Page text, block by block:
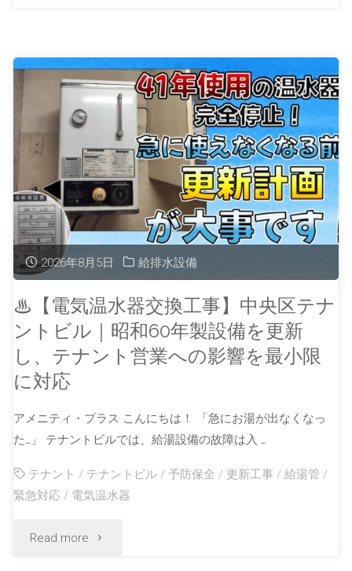
2026年8月5日 給排水設備
♨【電気温水器交換工事】中央区テナ
ントビル｜昭和60年製設備を更新
し、テナント営業への影響を最小限
に対応
アメニティ・プラス こんにちは！ 「急にお湯が出なくなっ
た…」 テナントビルでは、給湯設備の故障は入 …
テナント / テナントビル /予防保全 / 更新工事 /給湯管 /
緊急対応 / 電気温水器
Read more